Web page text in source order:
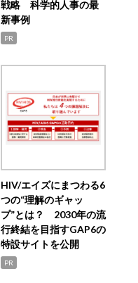
戦略 科学的人事の最
新事例
PR
HIV/エイズにまつわる6
つの“理解のギャッ
プ”とは？ 2030年の流
行終結を目指すGAP6の
特設サイトを公開
PR